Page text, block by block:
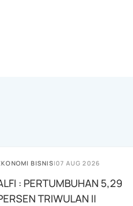
BISNIS|07 AUG 2026
: PERTUMBUHAN 5,29
TRIWULAN II